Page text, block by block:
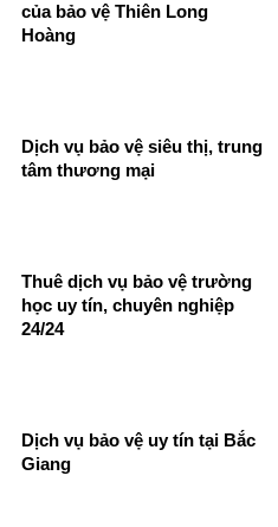
của bảo vệ Thiên Long
Hoàng
Dịch vụ bảo vệ siêu thị, trung
tâm thương mại
Thuê dịch vụ bảo vệ trường
học uy tín, chuyên nghiệp
24/24
Dịch vụ bảo vệ uy tín tại Bắc
Giang